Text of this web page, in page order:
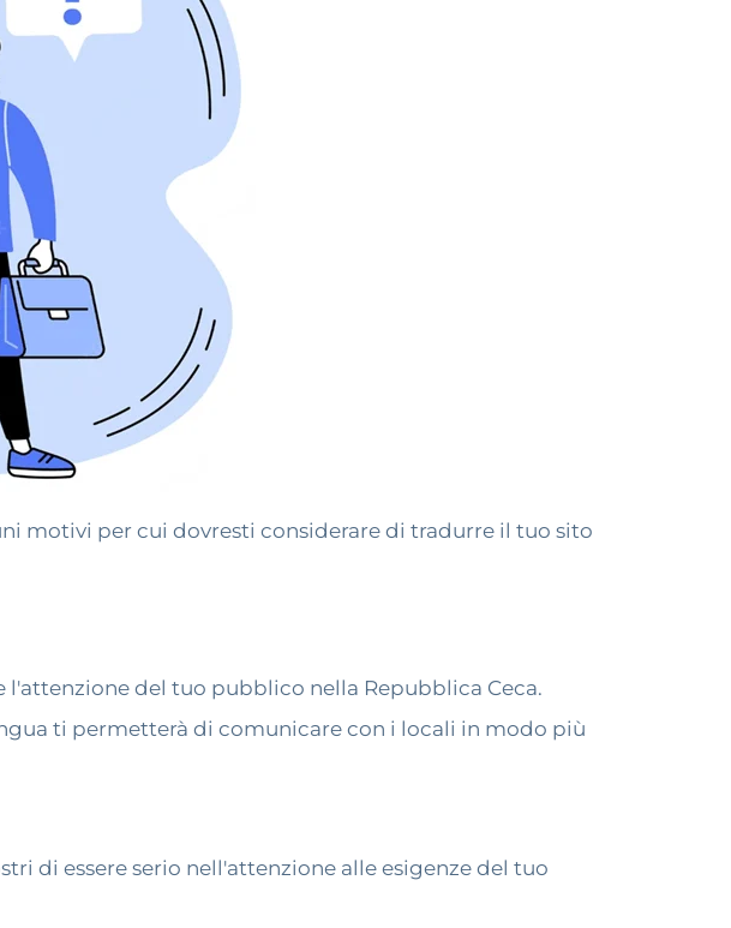
motivi per cui dovresti considerare di tradurre il tuo sito
del tuo pubblico nella Repubblica Ceca.
ti permetterà di comunicare con i locali in modo più
di essere serio nell'attenzione alle esigenze del tuo